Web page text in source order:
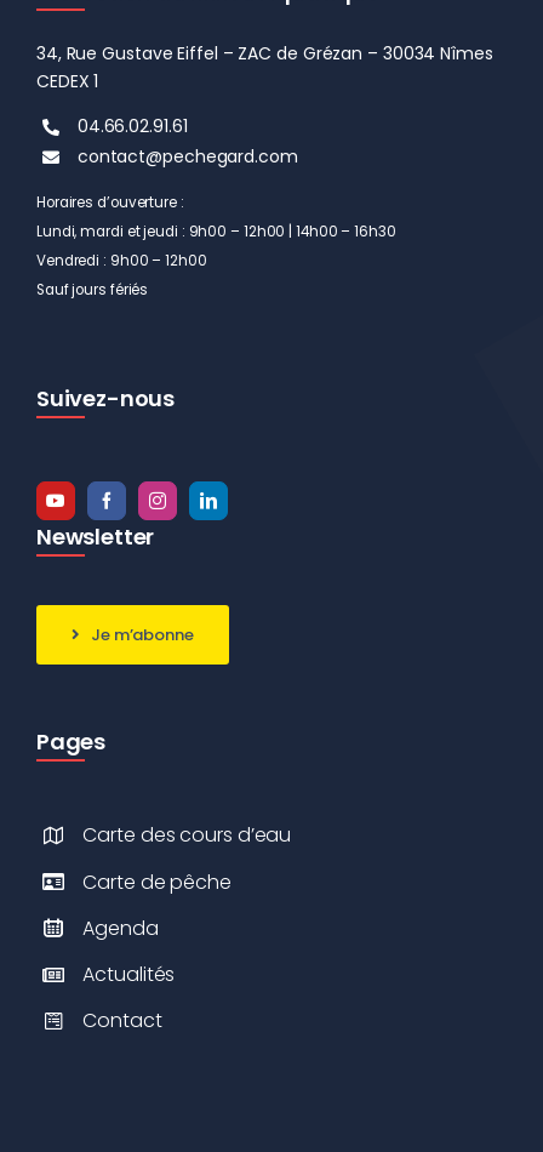
34, Rue Gustave Eiffel – ZAC de Grézan – 30034 Nîmes
CEDEX 1
04.66.02.91.61
contact@pechegard.com
Horaires d’ouverture :
Lundi, mardi et jeudi : 9h00 – 12h00 | 14h00 – 16h30
Vendredi : 9h00 – 12h00
Sauf jours fériés
Suivez-nous
Newsletter
Je m’abonne
Pages
Carte des cours d’eau
Carte de pêche
Agenda
Actualités
Contact